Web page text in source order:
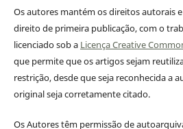
Os autores mantém os direitos autorais
direito de primeira publicação, com o
licenciado sob a Licença Creative
que permite que os artigos sejam
restrição, desde que seja reconhecida a
original seja corretamente citado.
Os Autores têm permissão de